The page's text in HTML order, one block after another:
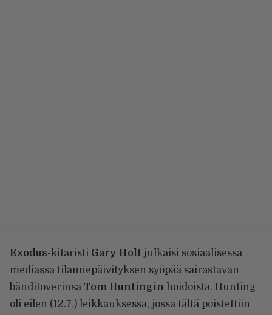
Exodus-kitaristi Gary Holt julkaisi sosiaalisessa
mediassa tilannepäivityksen syöpää sairastavan
bänditoverinsa Tom Huntingin hoidoista. Hunting
oli eilen (12.7.) leikkauksessa, jossa tältä poistettiin